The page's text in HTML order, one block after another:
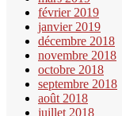
février 2019
janvier 2019
décembre 2018
novembre 2018
octobre 2018
septembre 2018
août 2018
juillet 2018